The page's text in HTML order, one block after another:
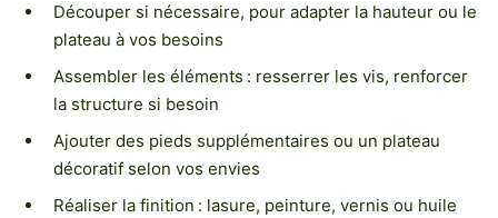
Découper si nécessaire, pour adapter la hauteur ou le
plateau à vos besoins
Assembler les éléments : resserrer les vis, renforcer
la structure si besoin
Ajouter des pieds supplémentaires ou un plateau
décoratif selon vos envies
Réaliser la finition : lasure, peinture, vernis ou huile